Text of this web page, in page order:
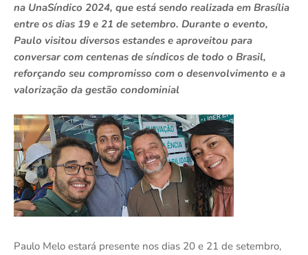
na UnaSíndico 2024, que está sendo realizada em Brasília
entre os dias 19 e 21 de setembro. Durante o evento,
Paulo visitou diversos estandes e aproveitou para
conversar com centenas de síndicos de todo o Brasil,
reforçando seu compromisso com o desenvolvimento e a
valorização da gestão condominial
Paulo Melo estará presente nos dias 20 e 21 de setembro,